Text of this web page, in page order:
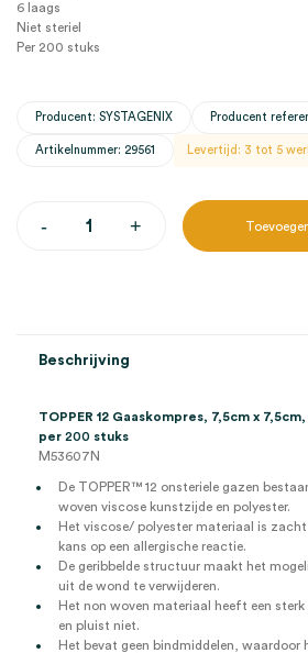
6 laags
Niet steriel
Per 200 stuks
Producent: SYSTAGENIX Producent
Artikelnummer: 29561 Levertijd: 3 tot 5
-TOPPER
laags,
onsteriel
aantal
+
Beschrijving
TOPPER 12 Gaaskompres, 7,5cm x
per 200 stuks
M53607N
De TOPPER™ 12 onsteriele gazen
woven viscose kunstzijde en polyester.
Het viscose/ polyester materiaal is
kans op een allergische reactie.
De geribbelde structuur maakt het
uit de wond te verwijderen.
Het non woven materiaal heeft een sterk
en pluist niet.
Het bevat geen bindmiddelen, waardoor